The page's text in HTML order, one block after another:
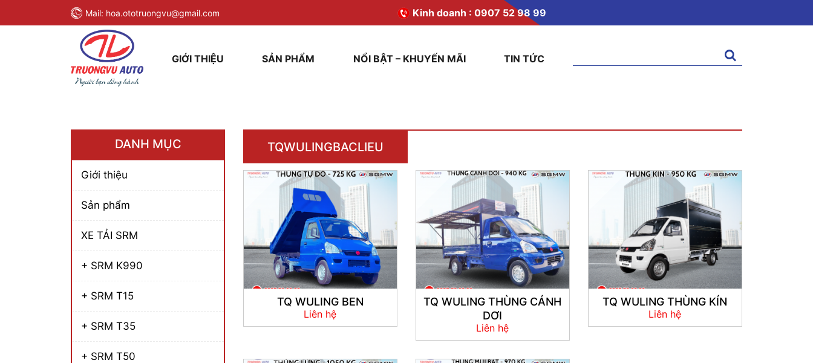
Mail: hoa.ototruongvu@gmail.com Kinh doanh : 0907 52 98 99
GIỚI THIỆU SẢN PHẨM NỔI BẬT – KHUYẾN MÃI TIN TỨC
kiếm:
DANH MỤC
Giới thiệu
Sản phẩm
XE TẢI SRM
+ SRM K990
+ SRM T15
+ SRM T35
+ SRM T50
TQWULINGBACLIEU
TQ WULING BEN
Liên hệ
TQ WULING THÙNG CÁNH
DƠI
Liên hệ
TQ WULING THÙNG KÍN
Liên hệ